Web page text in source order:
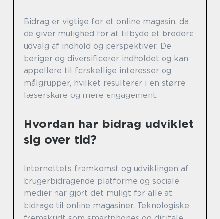
Bidrag er vigtige for et online magasin, da
de giver mulighed for at tilbyde et bredere
udvalg af indhold og perspektiver. De
beriger og diversificerer indholdet og kan
appellere til forskellige interesser og
målgrupper, hvilket resulterer i en større
læserskare og mere engagement.
Hvordan har bidrag udviklet
sig over tid?
Internettets fremkomst og udviklingen af
brugerbidragende platforme og sociale
medier har gjort det muligt for alle at
bidrage til online magasiner. Teknologiske